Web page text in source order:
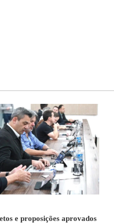
e proposições aprovados